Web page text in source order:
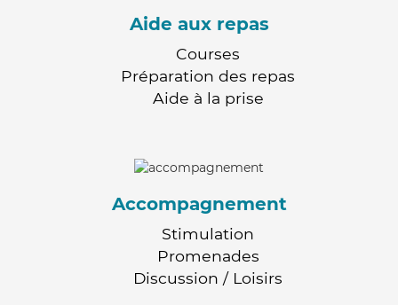
Aide aux repas
Courses
Préparation des repas
Aide à la prise
Accompagnement
Stimulation
Promenades
Discussion / Loisirs